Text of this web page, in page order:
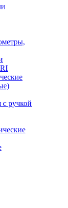
с ручкой